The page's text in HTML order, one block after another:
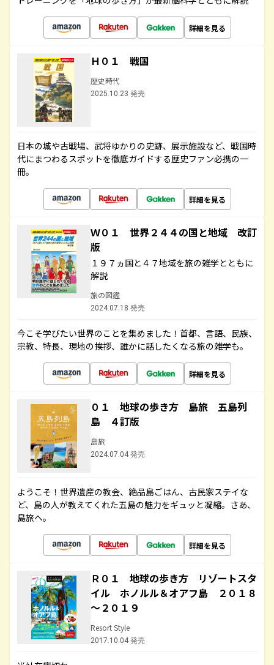
詳細を見る
Ｈ０１ 戦国
歴史時代
2025.10.23 発売
日本の城や古戦場、武将ゆかりの史跡、展示施設など、戦国時
代にまつわるスポットを徹底ガイドする歴史ファン必携の一
冊。
詳細を見る
Ｗ０１ 世界２４４の国と地域 改訂
版
１９７ヵ国と４７地域を旅の雑学とともに
解説
旅の図鑑
2024.07.18 発売
今こそ学びたい世界のことを集めました！首都、言語、民族、
宗教、特長、現地の挨拶、誰かに話したくなる旅の雑学も。
詳細を見る
０１ 地球の歩き方 島旅 五島列
島 ４訂版
島旅
2024.07.04 発売
ようこそ！世界遺産の教会、絶品島ごはん、古民家ステイな
ど、島の人が教えてくれた五島の魅力をギュッと凝縮。さあ、
島旅へ。
詳細を見る
Ｒ０１ 地球の歩き方 リゾートスタ
イル ホノルル＆オアフ島 ２０１８
～２０１９
Resort Style
2017.10.04 発売